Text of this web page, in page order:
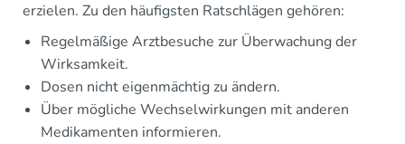
erzielen. Zu den häufigsten Ratschlägen gehören:
Regelmäßige Arztbesuche zur Überwachung der
Wirksamkeit.
Dosen nicht eigenmächtig zu ändern.
Über mögliche Wechselwirkungen mit anderen
Medikamenten informieren.